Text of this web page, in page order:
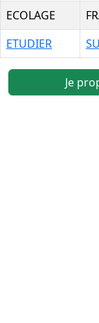
ECOLAGE
ETUDIER
Je